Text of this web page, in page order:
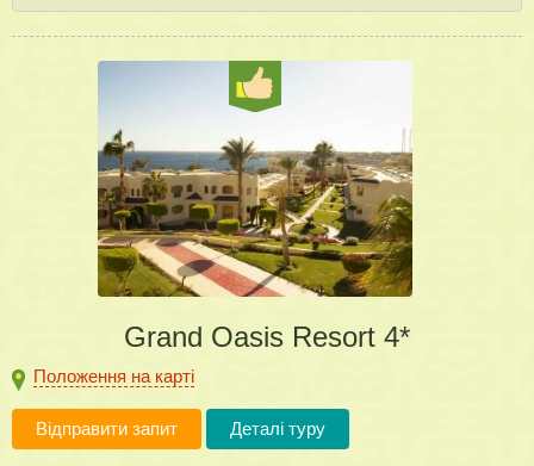
Grand Oasis Resort 4*
Положення на карті
Відправити запит Деталі туру